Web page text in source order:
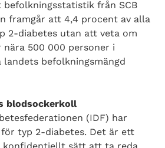
befolkningsstatistik från SCB
framgår att 4,4 procent av alla
2-diabetes utan att veta om
500 000 personer i
landets befolkningsmängd
blodsockerkoll
(IDF) har
typ 2-diabetes. Det är ett